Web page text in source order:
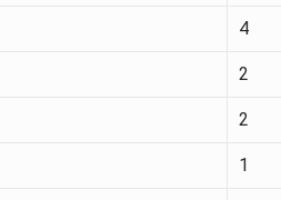
4
2
2
1